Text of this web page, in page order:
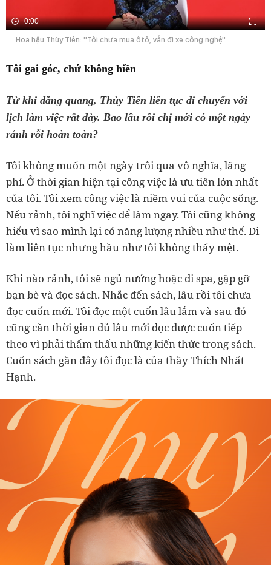
0:00
Hoa hậu Thùy Tiên: ''Tôi chưa mua ôtô, vẫn đi xe công nghệ''
Tôi gai góc, chứ không hiền
Từ khi đăng quang, Thùy Tiên liên tục di chuyển với
lịch làm việc rất dày. Bao lâu rồi chị mới có một ngày
rảnh rỗi hoàn toàn?
Tôi không muốn một ngày trôi qua vô nghĩa, lãng
phí. Ở thời gian hiện tại công việc là ưu tiên lớn nhất
của tôi. Tôi xem công việc là niềm vui của cuộc sống.
Nếu rảnh, tôi nghĩ việc để làm ngay. Tôi cũng không
hiểu vì sao mình lại có năng lượng nhiều như thế. Đi
làm liên tục nhưng hầu như tôi không thấy mệt.
Khi nào rảnh, tôi sẽ ngủ nướng hoặc đi spa, gặp gỡ
bạn bè và đọc sách. Nhắc đến sách, lâu rồi tôi chưa
đọc cuốn mới. Tôi đọc một cuốn lâu lắm và sau đó
cũng cần thời gian đủ lâu mới đọc được cuốn tiếp
theo vì phải thẩm thấu những kiến thức trong sách.
Cuốn sách gần đây tôi đọc là của thầy Thích Nhất
Hạnh.